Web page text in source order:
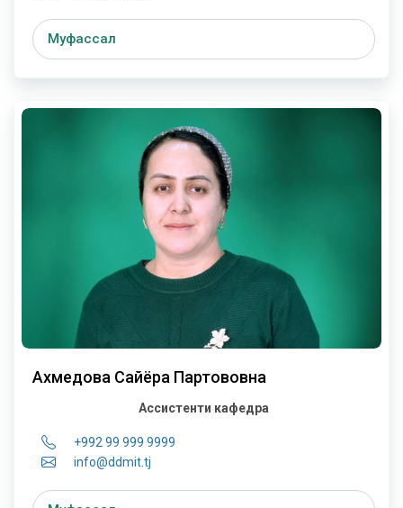
Муфассал
Ахмедова Сайёра Партововна
Ассистенти кафедра
+992 99 999 9999
info@ddmit.tj